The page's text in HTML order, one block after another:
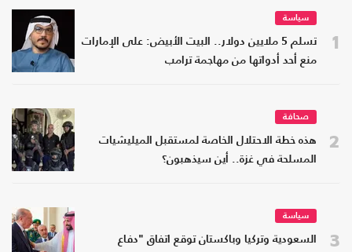
1
سياسة
تسلم 5 ملايين دولار.. البيت الأبيض: على الإمارات
منع أحد أدواتها من مهاجمة ترامب
2
صحافة
هذه خطة الاحتلال الخاصة لمستقبل الميليشيات
المسلحة في غزة.. أين سيذهبون؟
3
سياسة
السعودية وتركيا وباكستان توقع اتفاق "دفاع